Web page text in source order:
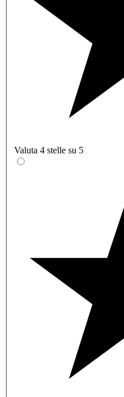
Valuta 4 stelle su 5